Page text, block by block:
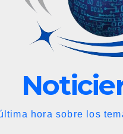
hora sobre los